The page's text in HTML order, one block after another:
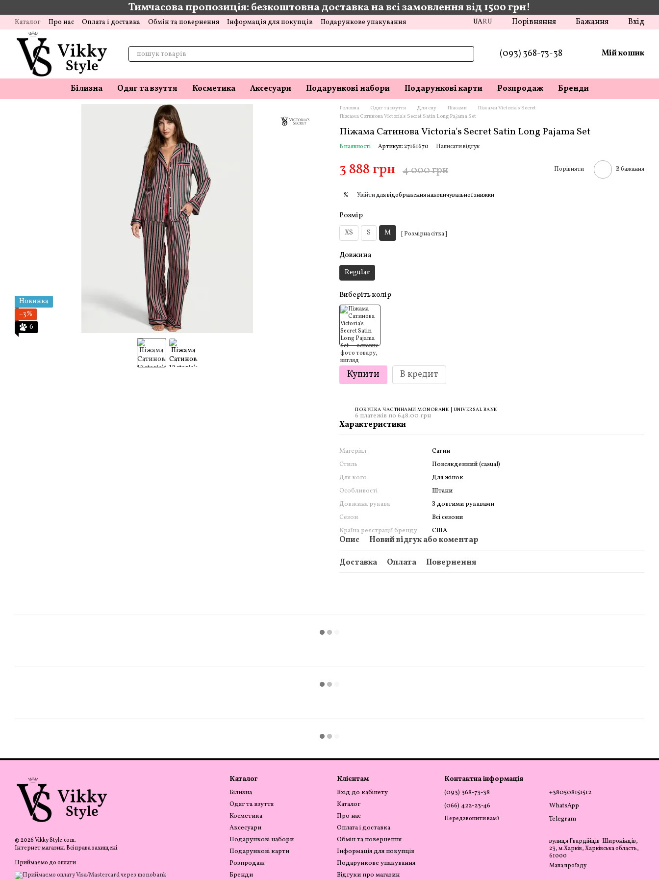
Тимчасова пропозиція: безкоштовна доставка на всі замовлення від 1500 грн!
Каталог Про нас Оплата і доставка Обмін та повернення Інформація для покупців
Подарункове упакування
Відгуки про магазин
Блог
UARU Порівняння Бажання Вхід
(093) 368-73-38 Мій кошик
Білизна Одяг та взуття Косметика Аксесуари Подарункові набори Подарункові карти Розпродаж Бренди
Новинка
−3%
6
Головна Одяг та взуття Для сну Піжами
Піжами Victoria's Secret
Піжама Сатинова Victoria's Secret Satin Long Pajama Set
Піжама Сатинова Victoria's Secret Satin Long Pajama Set
В наявності Артикул: 27161670 Написати відгук
3 888 грн 4 000 грн Порівняти В бажання
% Увійтидля відображення накопичувальної знижки
Розмір
XS S M [ Розмірна сітка ]
Довжина
Regular
Виберіть колір
Купити В кредит
ПОКУПКА ЧАСТИНАМИ MONOBANK | UNIVERSAL BANK
6 платежів по 648.00 грн
Характеристики
Матеріал
Сатин
Стиль
Повсякденний (casual)
Для кого
Для жінок
Особливості
Штани
Довжина рукава
З довгими рукавами
Сезон
Всі сезони
Країна реєстрації бренду
США
Опис Новий відгук або коментар
Доставка Оплата Повернення
© 2026 Vikky Style.com.
Інтернет магазин. Всі права захищені.
Приймаємо до оплати
Каталог
Білизна
Одяг та взуття
Косметика
Аксесуари
Подарункові набори
Подарункові карти
Розпродаж
Бренди
Клієнтам
Вхід до кабінету
Каталог
Про нас
Оплата і доставка
Обмін та повернення
Інформація для покупців
Подарункове упакування
Відгуки про магазин
Контактна інформація
(093) 368-73-38
(066) 422-23-46
Передзвонити вам?
+380508151512
WhatsApp
Telegram
вулиця Гвардійців-Широнінців,
23, м.Харків, Харківська область,
61000
Мапа проїзду